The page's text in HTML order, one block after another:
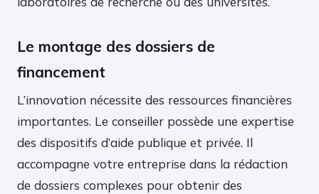
Le montage des dossiers de
financement
L’innovation nécessite des ressources financières
importantes. Le conseiller possède une expertise
des dispositifs d’aide publique et privée. Il
accompagne votre entreprise dans la rédaction
de dossiers complexes pour obtenir des